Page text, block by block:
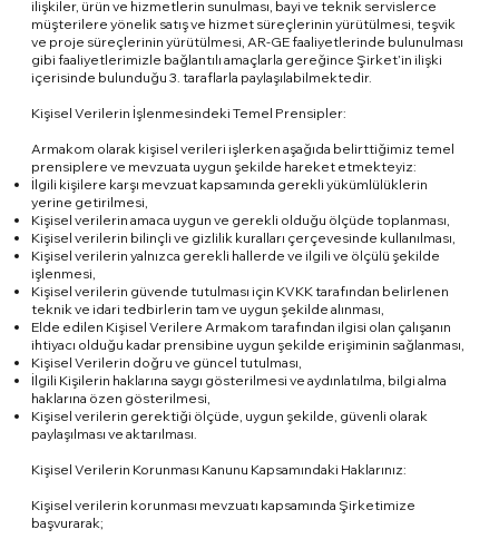
ilişkiler, ürün ve hizmetlerin sunulması, bayi ve teknik servislerce
müşterilere yönelik satış ve hizmet süreçlerinin yürütülmesi, teşvik
ve proje süreçlerinin yürütülmesi, AR-GE faaliyetlerinde bulunulması
gibi faaliyetlerimizle bağlantılı amaçlarla gereğince Şirket’in ilişki
içerisinde bulunduğu 3. taraflarla paylaşılabilmektedir.
Kişisel Verilerin İşlenmesindeki Temel Prensipler:
Armakom olarak kişisel verileri işlerken aşağıda belirttiğimiz temel
prensiplere ve mevzuata uygun şekilde hareket etmekteyiz:
İlgili kişilere karşı mevzuat kapsamında gerekli yükümlülüklerin
yerine getirilmesi,
Kişisel verilerin amaca uygun ve gerekli olduğu ölçüde toplanması,
Kişisel verilerin bilinçli ve gizlilik kuralları çerçevesinde kullanılması,
Kişisel verilerin yalnızca gerekli hallerde ve ilgili ve ölçülü şekilde
işlenmesi,
Kişisel verilerin güvende tutulması için KVKK tarafından belirlenen
teknik ve idari tedbirlerin tam ve uygun şekilde alınması,
Elde edilen Kişisel Verilere Armakom tarafından ilgisi olan çalışanın
ihtiyacı olduğu kadar prensibine uygun şekilde erişiminin sağlanması,
Kişisel Verilerin doğru ve güncel tutulması,
İlgili Kişilerin haklarına saygı gösterilmesi ve aydınlatılma, bilgi alma
haklarına özen gösterilmesi,
Kişisel verilerin gerektiği ölçüde, uygun şekilde, güvenli olarak
paylaşılması ve aktarılması.
Kişisel Verilerin Korunması Kanunu Kapsamındaki Haklarınız:
Kişisel verilerin korunması mevzuatı kapsamında Şirketimize
başvurarak;